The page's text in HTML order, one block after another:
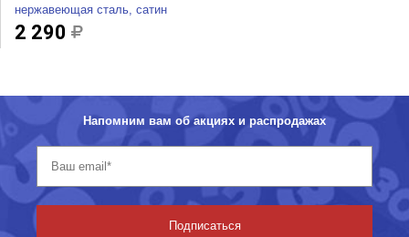
нержавеющая сталь, сатин
2 290
Напомним вам об акциях и распродажах
Подписаться